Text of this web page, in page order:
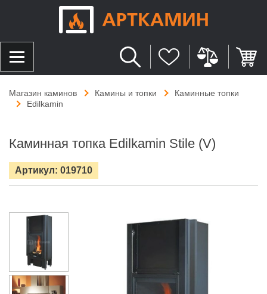
Магазин каминов Камины и топки
Каминные топки
Edilkamin
Каминная топка Edilkamin Stile (V)
Артикул: 019710